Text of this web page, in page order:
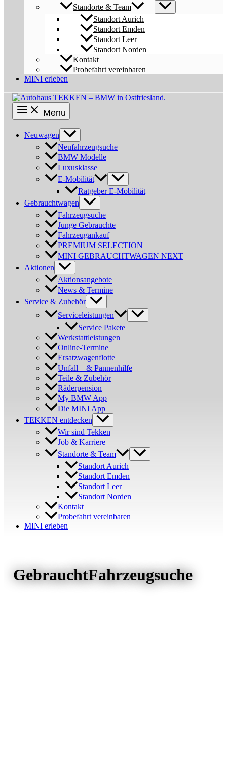
Standorte & Team
Standort Aurich
Standort Emden
Standort Leer
Standort Norden
Kontakt
Probefahrt vereinbaren
MINI erleben
Menu
Neuwagen
Neufahrzeugsuche
BMW Modelle
Luxusklasse
E-Mobilität
Ratgeber E-Mobilität
Gebrauchtwagen
Fahrzeugsuche
Junge Gebrauchte
Fahrzeugankauf
PREMIUM SELECTION
MINI GEBRAUCHTWAGEN NEXT
Aktionen
Aktionsangebote
News & Termine
Service & Zubehör
Serviceleistungen
Service Pakete
Werkstattleistungen
Online-Termine
Ersatzwagenflotte
Unfall – & Pannenhilfe
Teile & Zubehör
Räderpension
My BMW App
Die MINI App
TEKKEN entdecken
Wir sind Tekken
Job & Karriere
Standorte & Team
Standort Aurich
Standort Emden
Standort Leer
Standort Norden
Kontakt
Probefahrt vereinbaren
MINI erleben
Gebraucht­Fahrzeugsuche